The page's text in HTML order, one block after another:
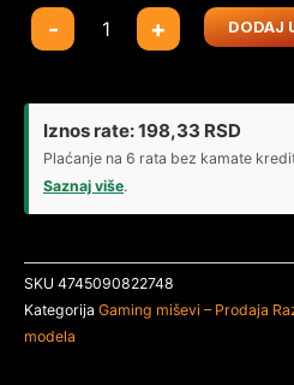
-
Bežični
gaming
Defender
Knight
GM-
885
+ DODAJ
Iznos rate:198,33 RSD
Plaćanje na 6 rata bez kamate
Saznaj više.
SKU 4745090822748
Kategorija Gaming miševi – Prodaja
modela